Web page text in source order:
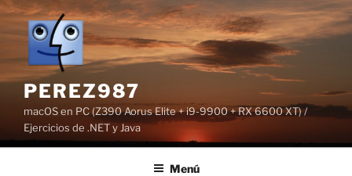
Saltar
contenido
PEREZ987
macOS en PC (Z390 Aorus Elite + i9-9900 + RX 6600 XT) /
Ejercicios de .NET y Java
Menú